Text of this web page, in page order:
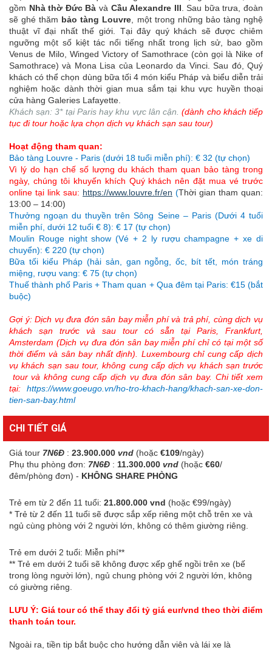
gồm Nhà thờ Đức Bà và Cầu Alexandre III . Sau bữa trưa, đoàn
sẽ ghé thăm bảo tàng Louvre , một trong những bảo tàng nghệ
thuật vĩ đại nhất thế giới. Tại đây quý khách sẽ được chiêm
ngưỡng một số kiệt tác nổi tiếng nhất trong lịch sử, bao gồm
Venus de Milo, Winged Victory of Samothrace (còn gọi là Nike of
Samothrace) và Mona Lisa của Leonardo da Vinci. Sau đó, Quý
khách có thể chọn dùng bữa tối 4 món kiểu Pháp và biểu diễn trải
nghiệm hoặc dành thời gian mua sắm tại khu vực huyền thoại
cửa hàng Galeries Lafayette.
Khách sạn: 3* tại Paris hay khu vực lân cận.(dành cho khách tiếp
tục đi tour hoặc lựa chọn dịch vụ khách sạn sau tour)
Hoạt động tham quan:
Bảo tàng Louvre - Paris (dưới 18 tuổi miễn phí): € 32 (tự chọn)
Vì lý do hạn chế số lượng du khách tham quan bảo tàng trong
ngày, chúng tôi khuyến khích Quý khách nên đặt mua vé trước
online tại link sau: https://www.louvre.fr/en (Thời gian tham quan:
13:00 – 14:00)
Thưởng ngoạn du thuyền trên Sông Seine – Paris (Dưới 4 tuổi
miễn phí, dưới 12 tuổi € 8): € 17 (tự chọn)
Moulin Rouge night show (Vé + 2 ly rượu champagne + xe di
chuyển): € 220 (tự chọn)
Bữa tối kiểu Pháp (hải sản, gan ngỗng, ốc, bít tết, món tráng
miệng, rượu vang: € 75 (tự chọn)
Thuế thành phố Paris + Tham quan + Qua đêm tại Paris: €15 (bắt
buộc)
Gợiý:Dịch vụ đưa đón sân bay miễn phí và trả phí, cùng dịch vụ
khách sạn trước và sau tour có sẵn tại Paris, Frankfurt,
Amsterdam (Dịch vụ đưa đón sân bay miễn phí chỉ có tại một số
thời điểm và sân bay nhất định). Luxembourg chỉ cung cấp dịch
vụ khách sạn sau tour, không cung cấp dịch vụ khách sạn trước
tour và không cung cấp dịch vụ đưa đón sân bay. Chi tiết xem
tại: https://www.goeugo.vn/ho-tro-khach-hang/khach-san-xe-don-
tien-san-bay.html
CHI TIẾT GIÁ
Giá tour 7N6Đ : 23.900.000 vnd (hoặc €109/ngày)
Phụ thu phòng đơn: 7N6Đ : 11.300.000 vnd (hoặc €60/
đêm/phòng đơn) - KHÔNG SHARE PHÒNG
Trẻ em từ 2 đến 11 tuổi: 21.800.000 vnd (hoặc €99/ngày)
* Trẻ từ 2 đến 11 tuổi sẽ được sắp xếp riêng một chỗ trên xe và
ngủ cùng phòng với 2 người lớn, không có thêm giường riêng.
Trẻ em dưới 2 tuổi: Miễn phí**
** Trẻ em dưới 2 tuổi sẽ không được xếp ghế ngồi trên xe (bế
trong lòng người lớn), ngủ chung phòng với 2 người lớn, không
có giường riêng.
LƯU Ý: Giá tour có thể thay đổi tỷ giá eur/vnd theo thời điểm
thanh toán tour.
Ngoài ra, tiền tip bắt buộc cho hướng dẫn viên và lái xe là